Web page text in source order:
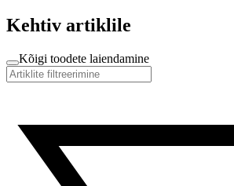
Kehtiv artiklile
Kõigi toodete laiendamine